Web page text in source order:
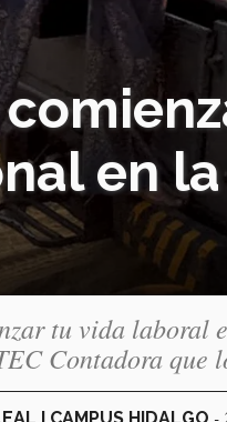
en
tu vida
Contadora que
I CAMPUS HIDALGO -